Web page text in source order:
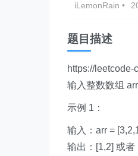
iLemonRain •
题目描述
https://
输入整数数组
示例 1：
输入：arr =
输出：[1,2] 或者